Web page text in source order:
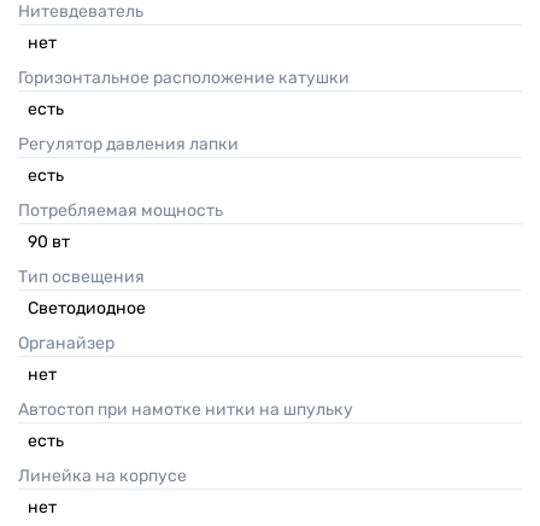
Нитевдеватель
нет
Горизонтальное расположение катушки
есть
Регулятор давления лапки
есть
Потребляемая мощность
90 вт
Тип освещения
Светодиодное
Органайзер
нет
Автостоп при намотке нитки на шпульку
есть
Линейка на корпусе
нет